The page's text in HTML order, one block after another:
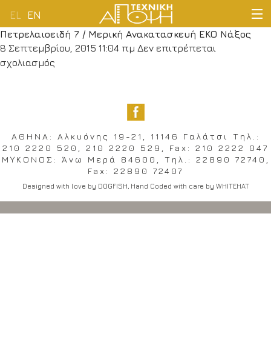
EL EN
ΑΡΧΙΚΗ
ΔΡΑΣΤΗΡΙΟΤΗΤΕΣ
ΠΕΛΑΤΟΛΟΓΙΟ
ΝΕΑ
ΕΠΙΚΟΙΝΩΝΙΑ
Πετρελαιοειδή 7 / Mερική Ανακατασκευή ΕΚΟ Νάξος
8 Σεπτεμβρίου, 2015 11:04 πμ Δεν επιτρέπεται
σχολιασμός
Ανακατασκευή
ΕΚΟ
Νάξος
ΑΘΗΝΑ: Αλκυόνης 19-21, 11146 Γαλάτσι Tηλ.:
210 2220 520, 210 2220 529, Fax: 210 2222 047
ΜΥΚΟΝΟΣ: Άνω Μερά 84600, Tηλ.: 22890 72740,
Fax: 22890 72407
Designed with love by DOGFISH , Hand Coded with care by WHITEHAT